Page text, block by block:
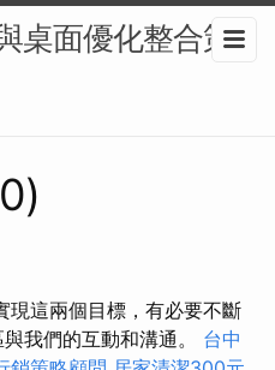
桌面優化整合策
現這兩個目標，有必要不斷
我們的互動和溝通。 台中